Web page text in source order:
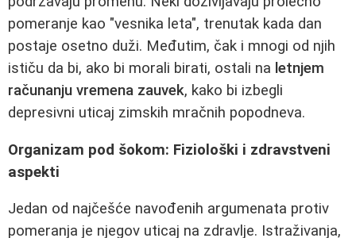
pomeranje kao "vesnika leta", trenutak kada dan
postaje osetno duži. Međutim, čak i mnogi od njih
ističu da bi, ako bi morali birati, ostali na letnjem
računanju vremena zauvek, kako bi izbegli
depresivni uticaj zimskih mračnih popodneva.
Organizam pod šokom: Fiziološki i zdravstveni
aspekti
Jedan od najčešće navođenih argumenata protiv
pomeranja je njegov uticaj na zdravlje. Istraživanja,